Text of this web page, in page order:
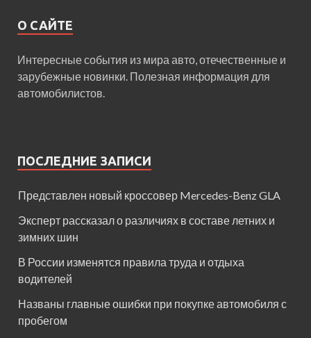
О САЙТЕ
Интересные события из мира авто, отечественные и
зарубежные новинки. Полезная информация для
автомобилистов.
ПОСЛЕДНИЕ ЗАПИСИ
Представлен новый кроссовер Mercedes-Benz GLA
Эксперт рассказал о различиях в составе летних и
зимних шин
В России изменятся правила труда и отдыха
водителей
Названы главные ошибки при покупке автомобиля с
пробегом